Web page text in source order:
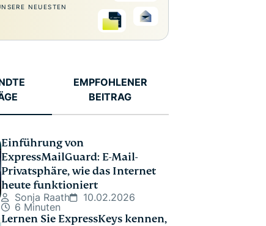
NEUESTEN
EMPFOHLENER
BEITRAG
Einführung von
ExpressMailGuard: E-Mail-
Privatsphäre, wie das Internet
heute funktioniert
Sonja Raath
10.02.2026
6 Minuten
Lernen Sie ExpressKeys kennen,